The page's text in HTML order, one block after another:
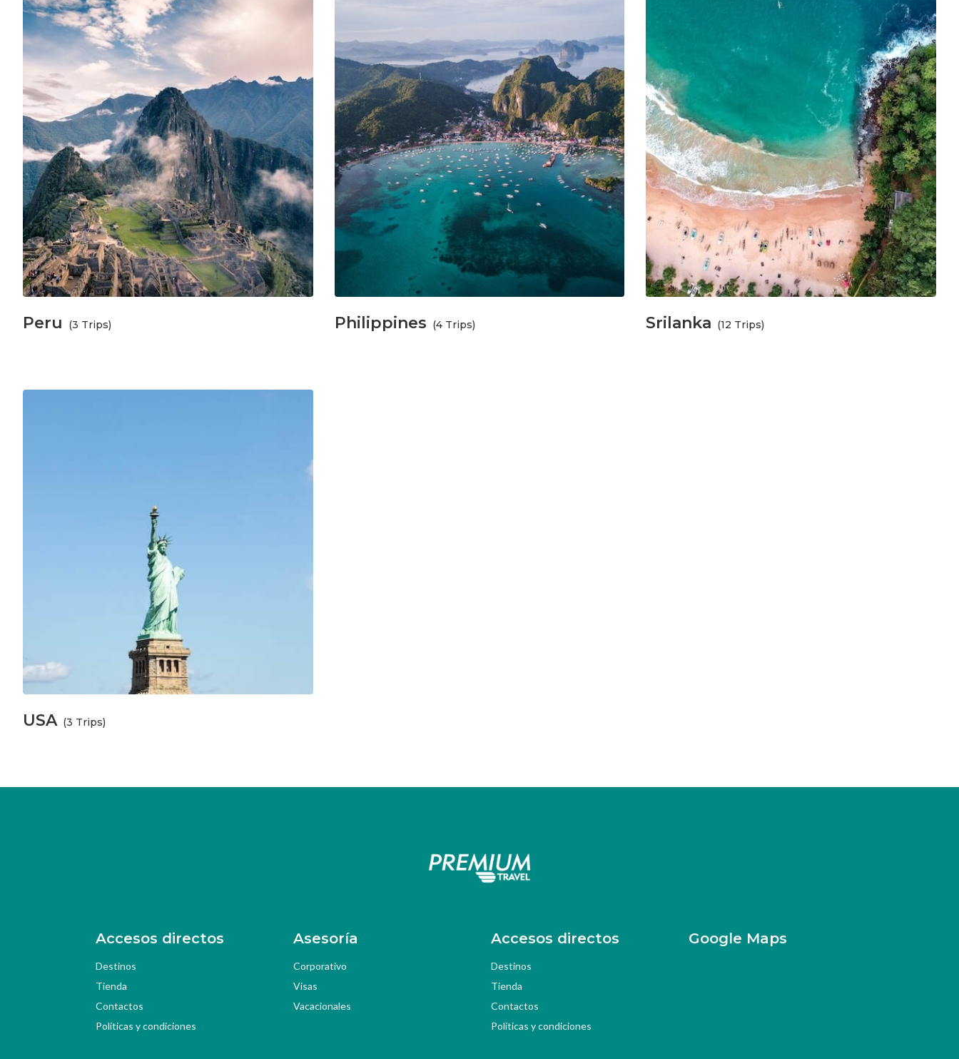
Peru (3 Trips) Philippines (4 Trips) Srilanka (12 Trips)
USA (3 Trips)
Accesos directos
Destinos
Tienda
Contactos
Políticas y condiciones
Asesoría
Corporativo
Visas
Vacacionales
Accesos directos
Destinos
Tienda
Contactos
Políticas y condiciones
Google Maps